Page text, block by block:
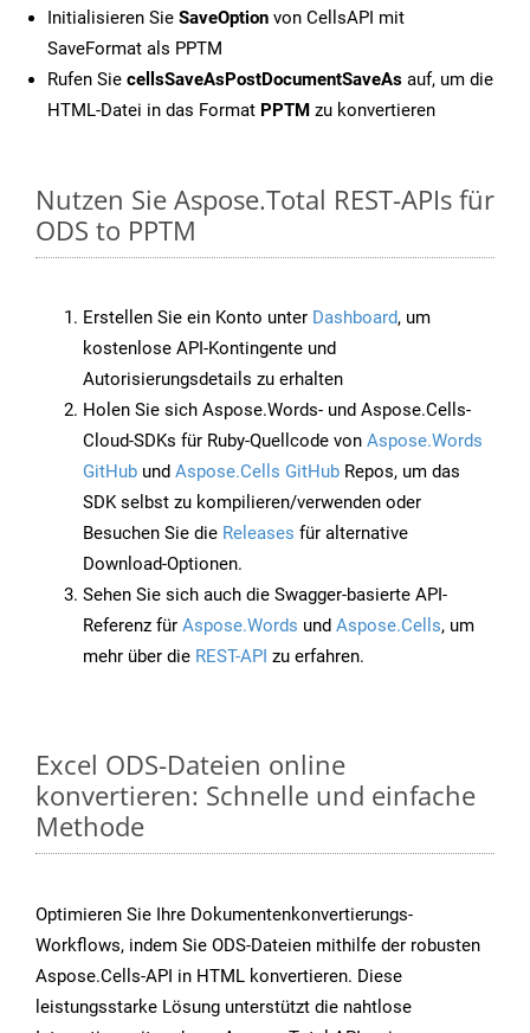
Initialisieren Sie SaveOption von CellsAPI mit
SaveFormat als PPTM
Rufen Sie cellsSaveAsPostDocumentSaveAs auf, um die
HTML-Datei in das Format PPTM zu konvertieren
Nutzen Sie Aspose.Total REST-APIs für
ODS to PPTM
Erstellen Sie ein Konto unter Dashboard, um
kostenlose API-Kontingente und
Autorisierungsdetails zu erhalten
Holen Sie sich Aspose.Words- und Aspose.Cells-
Cloud-SDKs für Ruby-Quellcode von Aspose.Words
GitHub und Aspose.Cells GitHub Repos, um das
SDK selbst zu kompilieren/verwenden oder
Besuchen Sie die Releases für alternative
Download-Optionen.
Sehen Sie sich auch die Swagger-basierte API-
Referenz für Aspose.Words und Aspose.Cells, um
mehr über die REST-API zu erfahren.
Excel ODS-Dateien online
konvertieren: Schnelle und einfache
Methode
Optimieren Sie Ihre Dokumentenkonvertierungs-
Workflows, indem Sie ODS-Dateien mithilfe der robusten
Aspose.Cells-API in HTML konvertieren. Diese
leistungsstarke Lösung unterstützt die nahtlose